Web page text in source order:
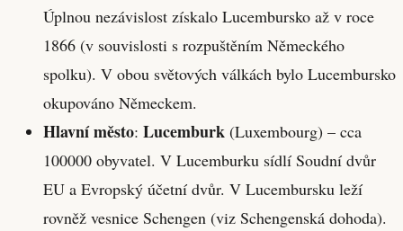
Úplnou nezávislost získalo Lucembursko až v roce
1866 (v souvislosti s rozpuštěním Německého
spolku). V obou světových válkách bylo Lucembursko
okupováno Německem.
Hlavní město: Lucemburk (Luxembourg) – cca
100000 obyvatel. V Lucemburku sídlí Soudní dvůr
EU a Evropský účetní dvůr. V Lucembursku leží
rovněž vesnice Schengen (viz Schengenská dohoda).